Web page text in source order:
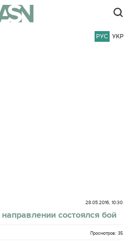
РУС УКР
28.05.2016, 10:30
состоялся бой
Просмотров: 35